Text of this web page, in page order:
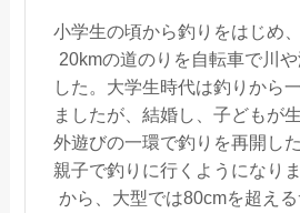
小学生の頃から釣りをはじめ
20kmの道のりを自転車で川
した。大学生時代は釣りから
ましたが、結婚し、子どもが
外遊びの一環で釣りを再開し
親子で釣りに行くようになり
から、大型では80cmを超え